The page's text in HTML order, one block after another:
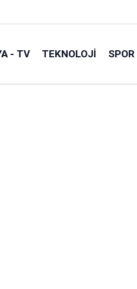
- TV TEKNOLOJI SPOR